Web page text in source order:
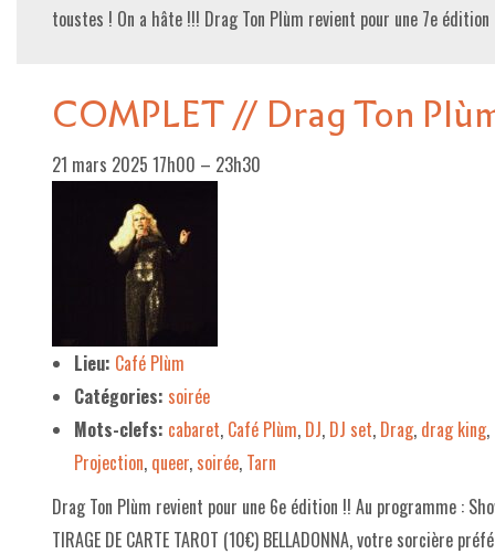
toustes ! On a hâte !!! Drag Ton Plùm revient pour une 7e
COMPLET // Drag Ton
21 mars 2025 17h00 – 23h30
Lieu: Café Plùm
Catégories: soirée
Mots-clefs: cabaret, Café Plùm, DJ, DJ set, Drag, drag king,
Projection, queer, soirée, Tarn
Drag Ton Plùm revient pour une 6e édition !! Au programme :
TIRAGE DE CARTE TAROT (10€) BELLADONNA, votre sorcière